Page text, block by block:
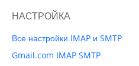
НАСТРОЙКА
Все настройки IMAP и SMTP
Gmail.com IMAP SMTP